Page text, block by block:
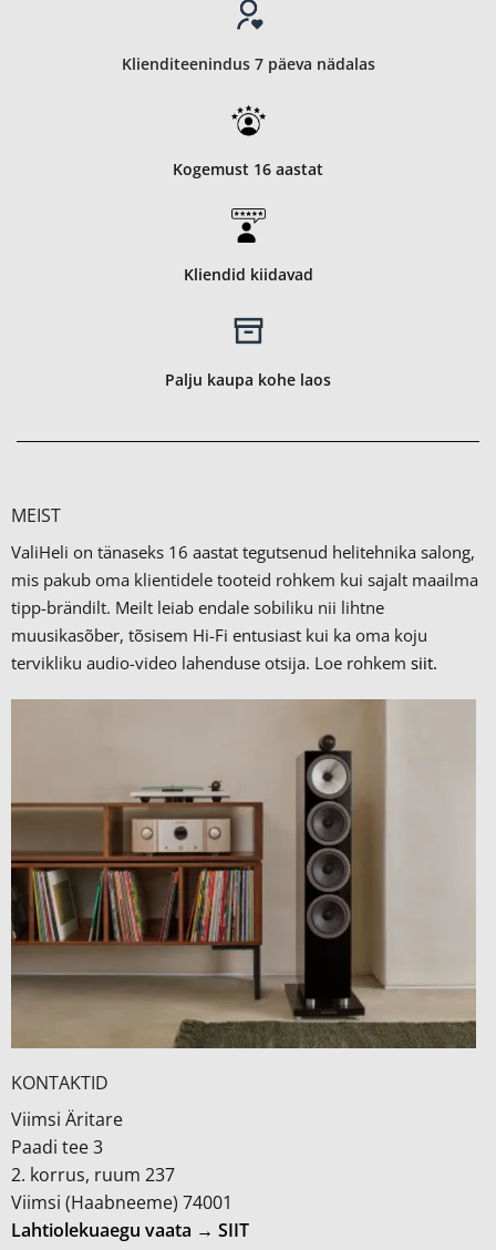
Klienditeenindus 7 päeva nädalas
Kogemust 16 aastat
Kliendid kiidavad
Palju kaupa kohe laos
MEIST
ValiHeli on tänaseks 16 aastat tegutsenud helitehnika salong,
mis pakub oma klientidele tooteid rohkem kui sajalt maailma
tipp-brändilt. Meilt leiab endale sobiliku nii lihtne
muusikasõber, tõsisem Hi-Fi entusiast kui ka oma koju
tervikliku audio-video lahenduse otsija. Loe rohkem siit.
KONTAKTID
Viimsi Äritare
Paadi tee 3
2. korrus, ruum 237
Viimsi (Haabneeme) 74001
Lahtiolekuaegu vaata → SIIT